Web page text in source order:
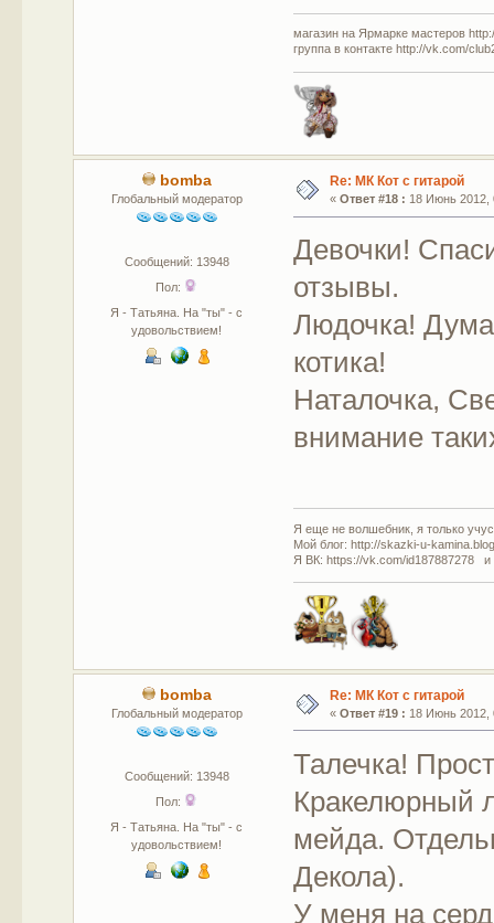
магазин на Ярмарке мастеров
группа в контакте http://vk.com/
bomba
Глобальный модератор
Сообщений: 13948
Пол:
Я - Татьяна. На "ты" - с
удовольствием!
Re: МК Кот с гитарой
« Ответ #18 : 18 Июнь 2012,
Девочки!
отзывы.
Людочка!
котика!
Наталочка,
внимание
Я еще не волшебник, я только
Мой блог: http://skazki-u-
Я ВК: https://vk.com/id187887278 и
bomba
Глобальный модератор
Сообщений: 13948
Пол:
Я - Татьяна. На "ты" - с
удовольствием!
Re: МК Кот с гитарой
« Ответ #19 : 18 Июнь 2012,
Талечка!
Кракелюрный
мейда.
Декола).
У меня на